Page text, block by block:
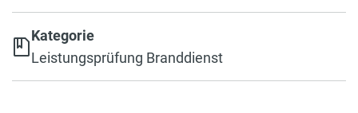
Kategorie
Leistungsprüfung Branddienst